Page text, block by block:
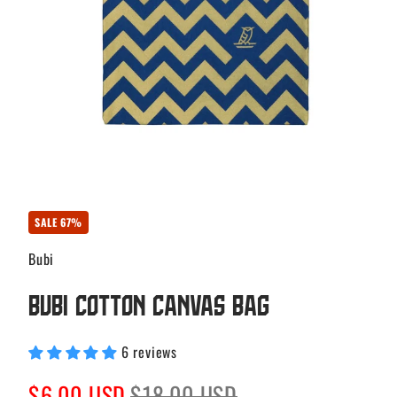
SALE 67%
Bubi
Bubi Cotton Canvas Bag
6 reviews
Sale
Regular